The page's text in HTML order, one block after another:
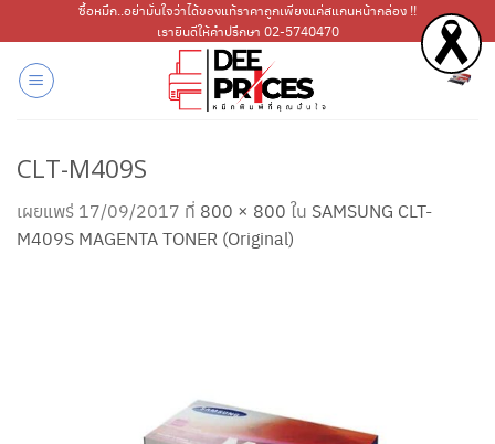
ไป
เนื้อหา
ซื้อหมึก..อย่ามั่นใจว่าได้ของแท้ราคาถูกเพียงแค่สแกนหน้ากล่อง !!
เรายินดีให้คำปรึกษา 02-5740470
CLT-M409S
เผยแพร่ 17/09/2017 ที่ 800 × 800 ใน SAMSUNG CLT-
M409S MAGENTA TONER (Original)